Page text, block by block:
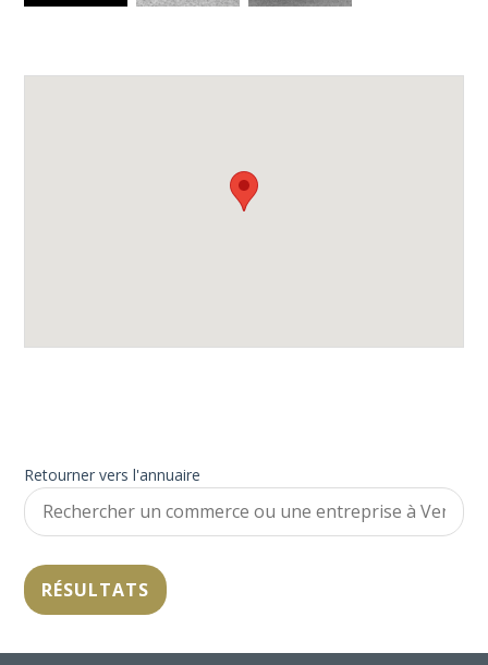
Retourner vers l'annuaire